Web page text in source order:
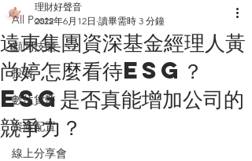
All Posts
顧問技能
投資
數位貨幣
資產配置
線上分享會
遠東集團資深基金經理人黃
尚婷怎麼看待ESG？
ESG是否真能增加公司的
競爭力？
理財好聲音
2022年6月12日 讀畢需時 3 分鐘